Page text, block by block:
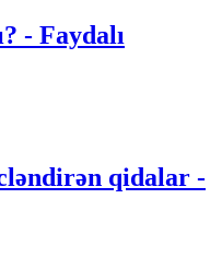
- Faydalı
qidalar -